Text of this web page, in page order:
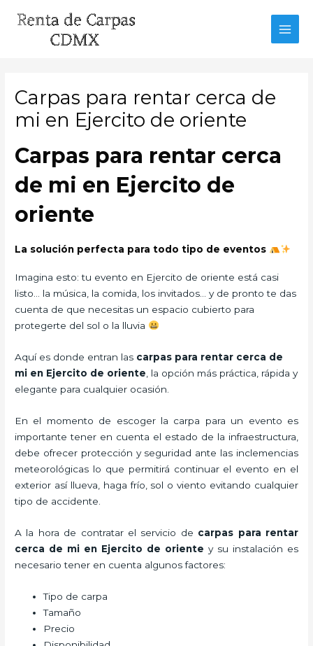
Carpas para rentar cerca de
mi en Ejercito de oriente
Carpas para rentar cerca
de mi en Ejercito de
oriente
La solución perfecta para todo tipo de eventos
Imagina esto: tu evento en Ejercito de oriente está casi
listo… la música, la comida, los invitados… y de pronto te das
cuenta de que necesitas un espacio cubierto para
protegerte del sol o la lluvia
Aquí es donde entran las carpas para rentar cerca de
mi en Ejercito de oriente , la opción más práctica, rápida y
elegante para cualquier ocasión.
En el momento de escoger la carpa para un evento es
importante tener en cuenta el estado de la infraestructura,
debe ofrecer protección y seguridad ante las inclemencias
meteorológicas lo que permitirá continuar el evento en el
exterior así llueva, haga frío, sol o viento evitando cualquier
tipo de accidente.
A la hora de contratar el servicio de carpas para rentar
cerca de mi en Ejercito de oriente y su instalación es
necesario tener en cuenta algunos factores:
Tipo de carpa
Tamaño
Precio